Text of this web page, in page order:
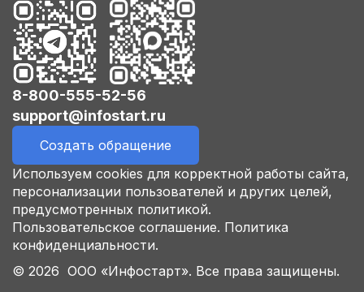
8-800-555-52-56
support@infostart.ru
Создать обращение
Используем cookies для корректной работы сайта,
персонализации пользователей и других целей,
предусмотренных политикой.
Пользовательское соглашение. Политика
конфиденциальности.
© 2026 ООО «Инфостарт». Все права защищены.